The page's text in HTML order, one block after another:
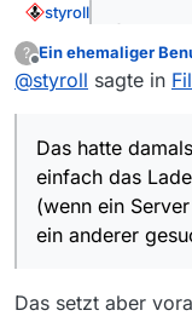
styroll
@Peter-
damals
Seitdem
Server
Das hatte
einfach das
gesucht).
?
Offline
Ein ehemaliger
@styroll sagte in
Das hatte
einfach das
(wenn ein
ein anderer
Das setzt aber